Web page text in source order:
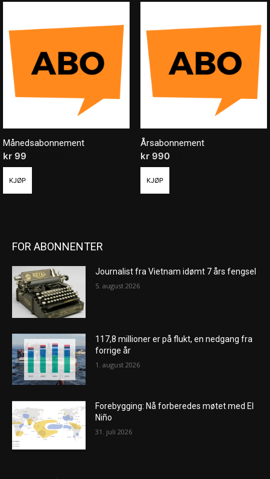
Månedsabonnement
kr 99
KJØP
Årsabonnement
kr990
KJØP
FOR ABONNENTER
Journalist fra Vietnam idømt 7 års fengsel
5. august 2026
117,8 millioner er på flukt, en nedgang fra
forrige år
1. august 2026
Forebygging: Nå forberedes møtet med El
Niño
31. juli 2026